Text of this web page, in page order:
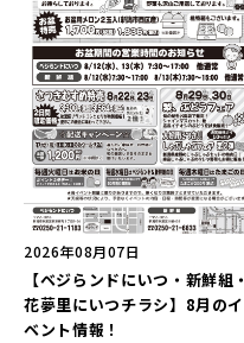
2026年08月07日
【ベジらンドにいつ・新鮮組・
花夢里にいつチラシ】8月のイ
ベント情報！